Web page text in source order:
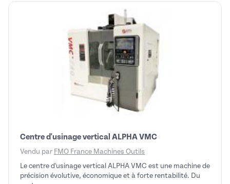
Centre d'usinage vertical ALPHA VMC
Vendu par FMO France Machines Outils
Le centre d'usinage vertical ALPHA VMC est une machine de
précision évolutive, économique et à forte rentabilité. Du